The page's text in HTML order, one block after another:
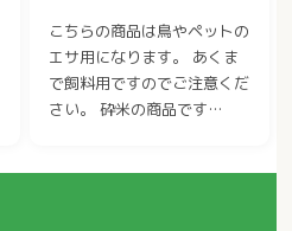
こちらの商品は鳥やペットの
エサ用になります。 あくま
で飼料用ですのでご注意くだ
さい。 砕米の商品です…